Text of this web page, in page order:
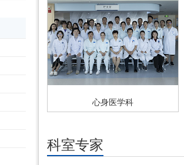
心身医学科
科室专家